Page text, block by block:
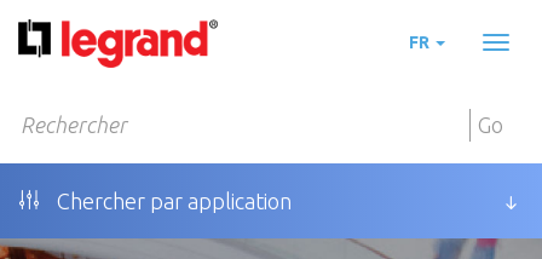
FR
Go
Chercher par application